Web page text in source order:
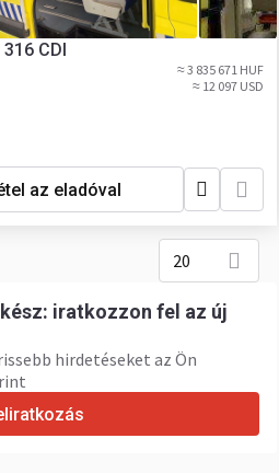
CDI
≈ 3 835 671 HUF
≈ 12 097 USD
az eladóval
20
iratkozzon fel az új
hirdetéseket az Ön